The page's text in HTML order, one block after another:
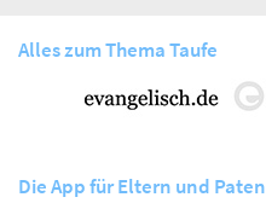
Alles zum Thema Taufe
Die App für Eltern und Paten